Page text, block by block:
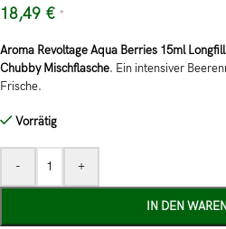
18,49 € *
Aroma Revoltage Aqua Berries 15ml Longfill
Chubby Mischflasche. Ein intensiver
Frische.
Vorrätig
- +
IN DEN